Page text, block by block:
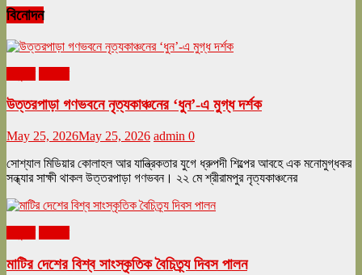
বিনোদন
উত্তরপাড়া গণভবনে নৃত্যকাঞ্চনের ‘ধুন’-এ মুগ্ধ দর্শক
May 25, 2026May 25, 2026 admin 0
সোশ্যাল মিডিয়ার কোলাহল আর যান্ত্রিকতার যুগে ধ্রুপদী শিল্পের আবহে এক মনোমুগ্ধকর
সন্ধ্যার সাক্ষী থাকল উত্তরপাড়া গণভবন। ২২ মে শ্রীরামপুর নৃত্যকাঞ্চনের
মাটির দেশের বিশ্ব সাংস্কৃতিক বৈচিত্র্য দিবস পালন